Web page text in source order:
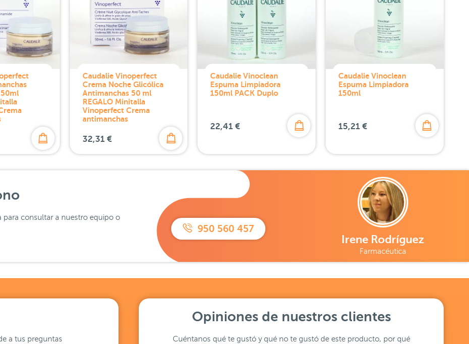
Caudalie Vinoperfect
Crema Noche Glicólica
Antimanchas 50 ml
REGALO Minitalla
Vinoperfect Crema
antimanchas
32,31 €
Caudalie Vinoclean
Espuma Limpiadora
150ml PACK Duplo
22,41 €
Caudalie Vinoclean
Espuma Limpiadora
150ml
15,21 €
para consultar a nuestro equipo o
950 560 457
Irene Rodríguez
Farmacéutica
a tus preguntas
Opiniones de nuestros clientes
Cuéntanos qué te gustó y qué no te gustó de este producto, por qué